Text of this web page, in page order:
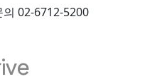
02-6712-5200